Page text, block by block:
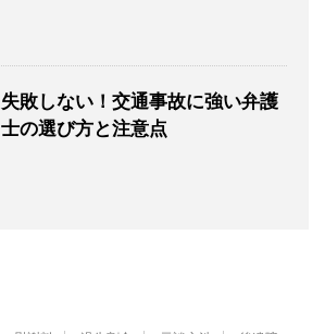
失敗しない！交通事故に強い弁護
士の選び方と注意点